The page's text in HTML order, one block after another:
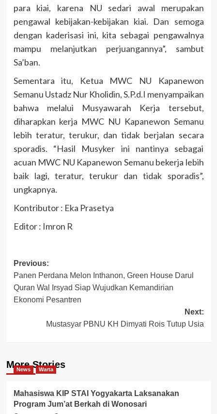
para kiai, karena NU sedari awal merupakan
pengawal kebijakan-kebijakan kiai. Dan semoga
dengan kaderisasi ini, kita sebagai pengawalnya
mampu melanjutkan perjuangannya”, sambut
Sa’ban.
Sementara itu, Ketua MWC NU Kapanewon
Semanu Ustadz Nur Kholidin, S.P.d.I menyampaikan
bahwa melalui Musyawarah Kerja tersebut,
diharapkan kerja MWC NU Kapanewon Semanu
lebih teratur, terukur, dan tidak berjalan secara
sporadis. “Hasil Musyker ini nantinya sebagai
acuan MWC NU Kapanewon Semanu bekerja lebih
baik lagi, teratur, terukur dan tidak sporadis”,
ungkapnya.
Kontributor : Eka Prasetya
Editor : Imron R
Post
navigation
Previous:
Panen Perdana Melon Inthanon, Green House Darul
Quran Wal Irsyad Siap Wujudkan Kemandirian
Ekonomi Pesantren
Next:
Mustasyar PBNU KH Dimyati Rois Tutup Usia
More Stories
News Warta
Mahasiswa KIP STAI Yogyakarta Laksanakan
Program Jum’at Berkah di Wonosari